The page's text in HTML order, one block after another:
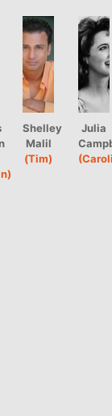
Shelley
Malil
(Tim)
Julia